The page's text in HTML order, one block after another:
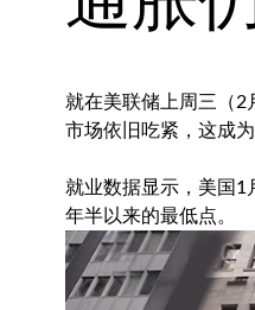
就在美联储上周三（2
市场依旧吃紧，这成
就业数据显示，美国1
年半以来的最低点。